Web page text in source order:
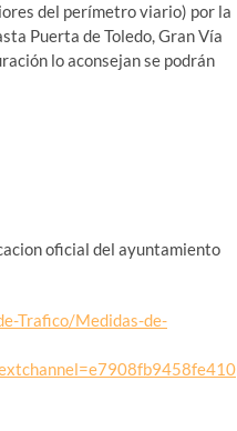
del perímetro viario) por la
Puerta de Toledo, Gran Vía
lo aconsejan se podrán
oficial del ayuntamiento
Trafico/Medidas-de-